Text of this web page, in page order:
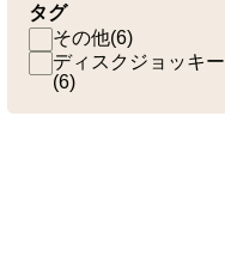
タグ
その他(6)
ディスクジョッキー
(6)